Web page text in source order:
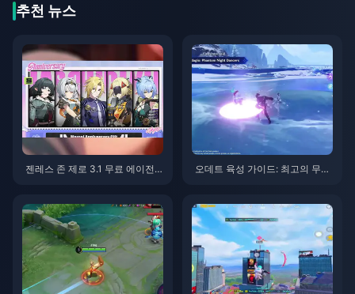
추천 뉴스
젠레스 존 제로 3.1 무료 에이전
오데트 육성 가이드: 최고의 무기,